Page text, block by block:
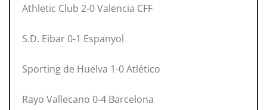
Athletic Club 2-0 Valencia CFF
S.D. Eibar 0-1 Espanyol
Sporting de Huelva 1-0 Atlético
Rayo Vallecano 0-4 Barcelona